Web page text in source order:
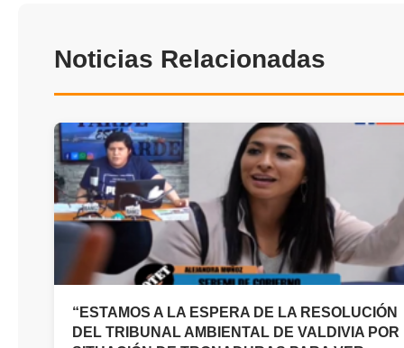
Noticias Relacionadas
“ESTAMOS A LA ESPERA DE LA RESOLUCIÓN
DEL TRIBUNAL AMBIENTAL DE VALDIVIA POR